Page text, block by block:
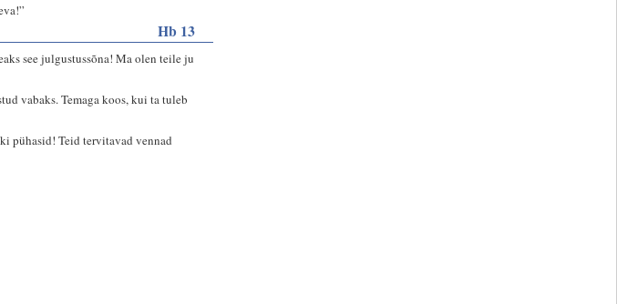
Hb 13
see julgustussõna! Ma olen teile ju
vabaks. Temaga koos, kui ta tuleb
pühasid! Teid tervitavad vennad